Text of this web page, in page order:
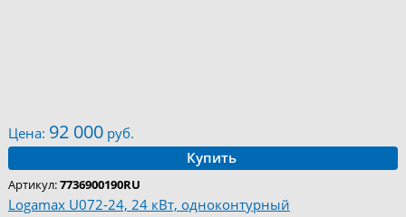
Цена: 92 000руб.
Купить
Артикул:7736900190RU
Logamax U072-24, 24 кВт, одноконтурный